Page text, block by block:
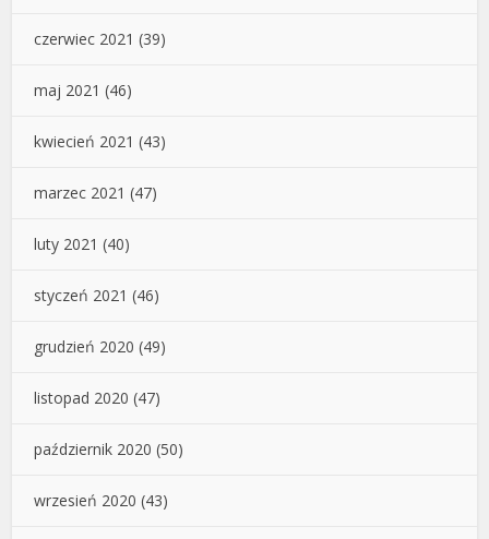
czerwiec 2021 (39)
maj 2021 (46)
kwiecień 2021 (43)
marzec 2021 (47)
luty 2021 (40)
styczeń 2021 (46)
grudzień 2020 (49)
listopad 2020 (47)
październik 2020 (50)
wrzesień 2020 (43)